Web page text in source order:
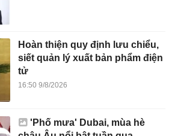
Hoàn thiện quy định lưu chiểu,
siết quản lý xuất bản phẩm điện
tử
16:50 9/8/2026
'Phố mưa' Dubai, mùa hè